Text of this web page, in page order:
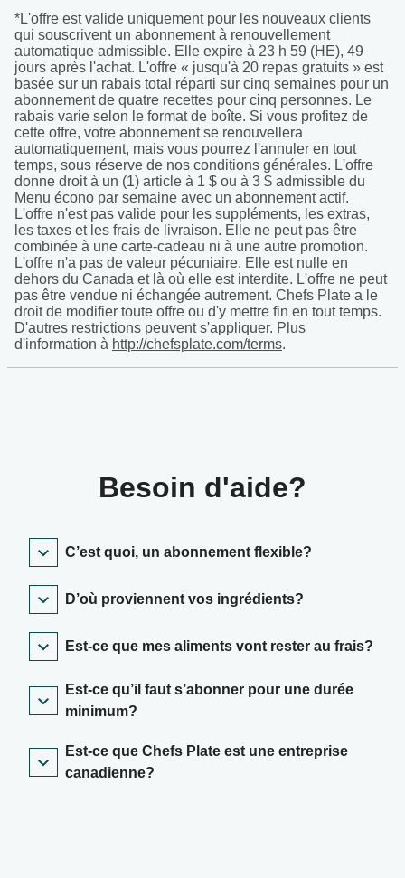
*L'offre est valide uniquement pour les nouveaux clients
qui souscrivent un abonnement à renouvellement
automatique admissible. Elle expire à 23 h 59 (HE), 49
jours après l'achat. L'offre « jusqu'à 20 repas gratuits » est
basée sur un rabais total réparti sur cinq semaines pour un
abonnement de quatre recettes pour cinq personnes. Le
rabais varie selon le format de boîte. Si vous profitez de
cette offre, votre abonnement se renouvellera
automatiquement, mais vous pourrez l'annuler en tout
temps, sous réserve de nos conditions générales. L'offre
donne droit à un (1) article à 1 $ ou à 3 $ admissible du
Menu écono par semaine avec un abonnement actif.
L'offre n'est pas valide pour les suppléments, les extras,
les taxes et les frais de livraison. Elle ne peut pas être
combinée à une carte-cadeau ni à une autre promotion.
L'offre n'a pas de valeur pécuniaire. Elle est nulle en
dehors du Canada et là où elle est interdite. L'offre ne peut
pas être vendue ni échangée autrement. Chefs Plate a le
droit de modifier toute offre ou d'y mettre fin en tout temps.
D'autres restrictions peuvent s'appliquer. Plus
d'information à http://chefsplate.com/terms.
Besoin d'aide?
C’est quoi, un abonnement flexible?
D’où proviennent vos ingrédients?
Est-ce que mes aliments vont rester au frais?
Est-ce qu’il faut s’abonner pour une durée
minimum?
Est-ce que Chefs Plate est une entreprise
canadienne?